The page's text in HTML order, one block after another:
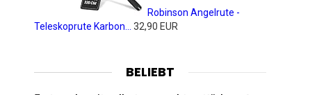
Robinson Angelrute -
Teleskoprute Karbon...
32,90 EUR
BELIEBT